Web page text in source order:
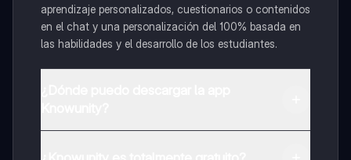
aprendizaje personalizados, cuestionarios o contenidos
en el chat y una personalización del 100% basada en
las habilidades y el desarrollo de los estudiantes.